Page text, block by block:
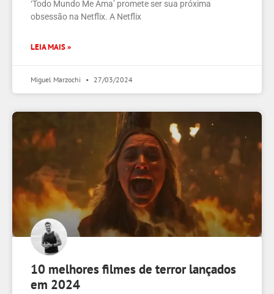
‘Todo Mundo Me Ama’ promete ser sua próxima
obsessão na Netflix. A Netflix
LEIA MAIS »
Miguel Marzochi 27/03/2024
10 melhores filmes de terror lançados
em 2024